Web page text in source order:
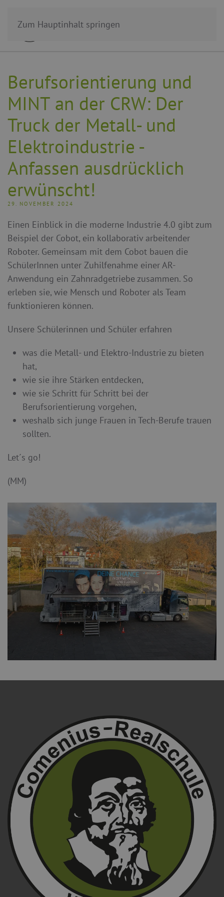
Zum Hauptinhalt springen
Berufsorientierung und
MINT an der CRW: Der
Truck der Metall- und
Elektroindustrie -
Anfassen ausdrücklich
erwünscht!
29. NOVEMBER 2024
Einen Einblick in die moderne Industrie 4.0 gibt zum
Beispiel der Cobot, ein kollaborativ arbeitender
Roboter. Gemeinsam mit dem Cobot bauen die
SchülerInnen unter Zuhilfenahme einer AR-
Anwendung ein Zahnradgetriebe zusammen. So
erleben sie, wie Mensch und Roboter als Team
funktionieren können.
Unsere Schülerinnen und Schüler erfahren
was die Metall- und Elektro-Industrie zu bieten
hat,
wie sie ihre Stärken entdecken,
wie sie Schritt für Schritt bei der
Berufsorientierung vorgehen,
weshalb sich junge Frauen in Tech-Berufe trauen
sollten.
Let´s go!
(MM)